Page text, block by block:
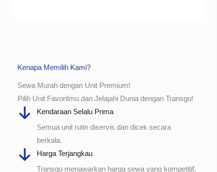
Kenapa Memilih Kami?
Sewa Murah dengan Unit Premium!
Pilih Unit Favoritmu dan Jelajahi Dunia dengan Transgo!
Kendaraan Selalu Prima
Semua unit rutin diservis dan dicek secara
berkala.
Harga Terjangkau
Transgo menawarkan harga sewa yang kompetitif.